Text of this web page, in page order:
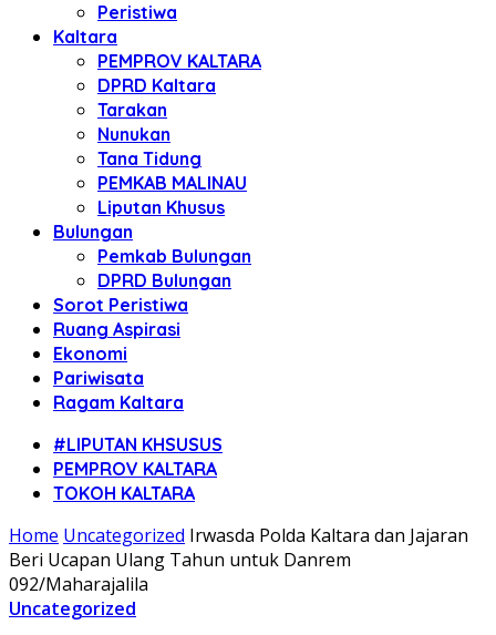
Peristiwa
Kaltara
PEMPROV KALTARA
DPRD Kaltara
Tarakan
Nunukan
Tana Tidung
PEMKAB MALINAU
Liputan Khusus
Bulungan
Pemkab Bulungan
DPRD Bulungan
Sorot Peristiwa
Ruang Aspirasi
Ekonomi
Pariwisata
Ragam Kaltara
#LIPUTAN KHSUSUS
PEMPROV KALTARA
TOKOH KALTARA
Home Uncategorized Irwasda Polda Kaltara dan Jajaran
Beri Ucapan Ulang Tahun untuk Danrem
092/Maharajalila
Uncategorized